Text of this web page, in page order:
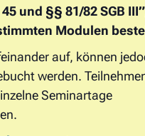
und §§ 81/82 SGB
Modulen
auf, können
werden.
Seminartage